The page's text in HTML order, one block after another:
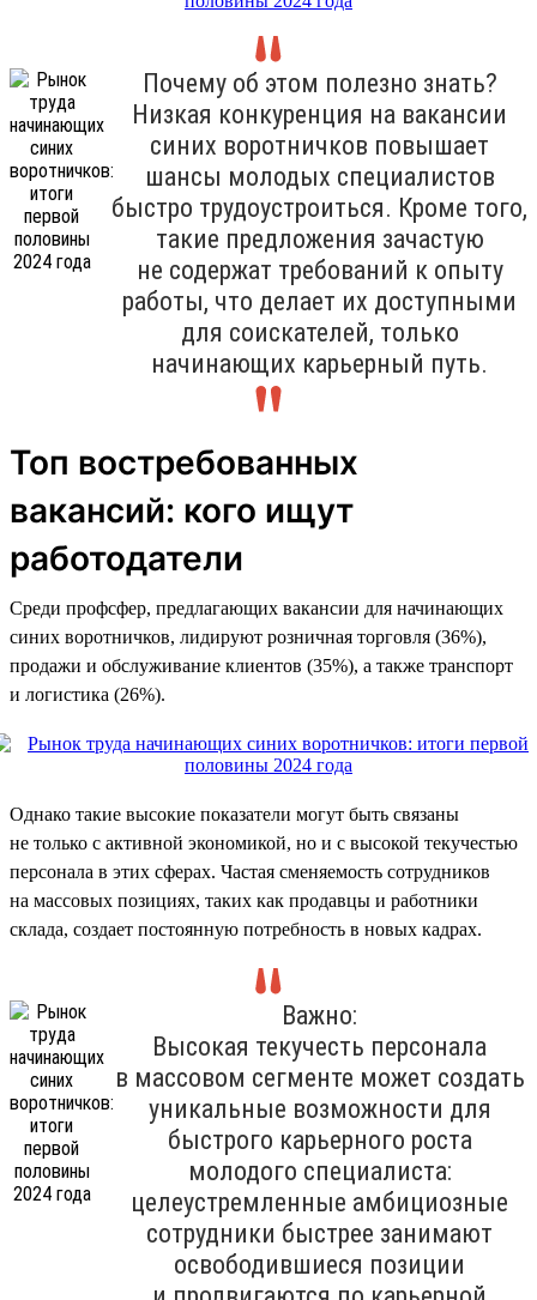
Почему об этом полезно знать?
Низкая конкуренция на вакансии
синих воротничков повышает
шансы молодых специалистов
быстро трудоустроиться. Кроме того,
такие предложения зачастую
не содержат требований к опыту
работы, что делает их доступными
для соискателей, только
начинающих карьерный путь.
Топ востребованных
вакансий: кого ищут
работодатели
Среди профсфер, предлагающих вакансии для начинающих
синих воротничков, лидируют розничная торговля (36%),
продажи и обслуживание клиентов (35%), а также транспорт
и логистика (26%).
Однако такие высокие показатели могут быть связаны
не только с активной экономикой, но и с высокой текучестью
персонала в этих сферах. Частая сменяемость сотрудников
на массовых позициях, таких как продавцы и работники
склада, создает постоянную потребность в новых кадрах.
Важно:
Высокая текучесть персонала
в массовом сегменте может создать
уникальные возможности для
быстрого карьерного роста
молодого специалиста:
целеустремленные амбициозные
сотрудники быстрее занимают
освободившиеся позиции